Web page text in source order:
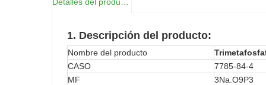
1. Descripción del producto:
Nombre del producto
CASO
7785-84-4
MF
3Na.O9P3